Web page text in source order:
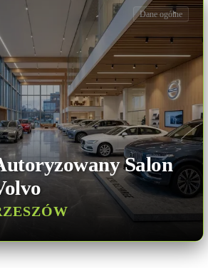
Salon
Dane ogólne